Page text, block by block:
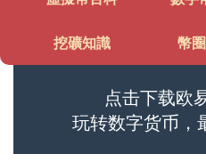
挖礦知識 幣
点击下载欧
玩转数字货币，